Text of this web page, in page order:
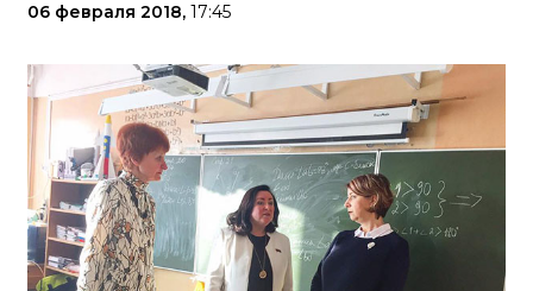
06 февраля 2018, 17:45